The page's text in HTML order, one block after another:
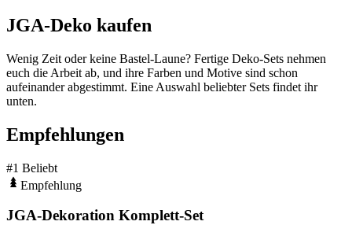
JGA-Deko kaufen
Wenig Zeit oder keine Bastel-Laune? Fertige Deko-Sets nehmen
euch die Arbeit ab, und ihre Farben und Motive sind schon
aufeinander abgestimmt. Eine Auswahl beliebter Sets findet ihr
unten.
Empfehlungen
#1 Beliebt
Empfehlung
JGA-Dekoration Komplett-Set